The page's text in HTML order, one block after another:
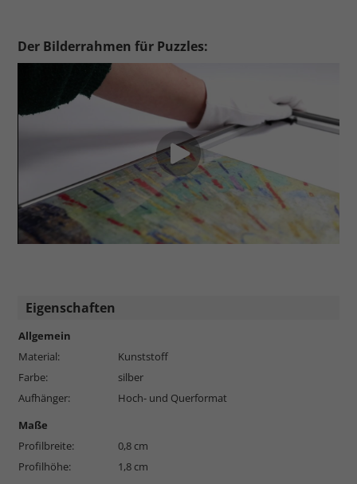
Der Bilderrahmen für Puzzles:
Eigenschaften
Allgemein
Material:
Kunststoff
Farbe:
silber
Aufhänger:
Hoch- und Querformat
Maße
Profilbreite:
0,8 cm
Profilhöhe:
1,8 cm